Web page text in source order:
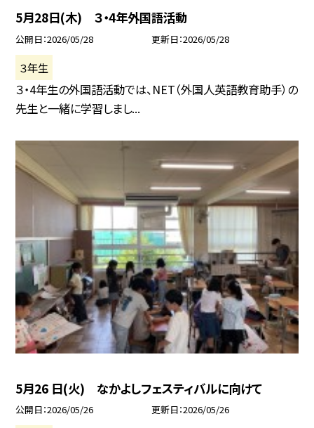
5月28日(木) ３・4年外国語活動
公開日 2026/05/28 更新日 2026/05/28
３年生
３・4年生の外国語活動では、NET（外国人英語教育助手）の
先生と一緒に学習しまし...
5月26 日(火) なかよしフェスティバルに向けて
公開日 2026/05/26 更新日 2026/05/26